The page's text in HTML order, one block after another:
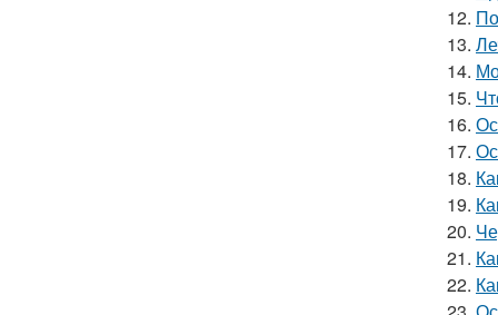
12.
13.
14.
15.
16.
17.
18.
19.
20.
21.
22.